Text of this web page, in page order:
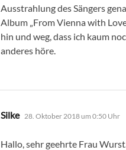
Ausstrahlung des Sängers
Album „From Vienna with
hin und weg, dass ich kaum
anderes höre.
Silke sagt:
28. Oktober 2018 um 0:50 Uhr
Hallo, sehr geehrte Frau